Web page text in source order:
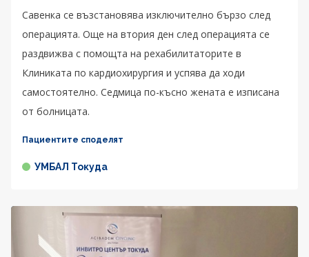
Савенка се възстановява изключително бързо след
операцията. Още на втория ден след операцията се
раздвижва с помощта на рехабилитаторите в
Клиниката по кардиохирургия и успява да ходи
самостоятелно. Седмица по-късно жената е изписана
от болницата.
Пациентите споделят
УМБАЛ Токуда